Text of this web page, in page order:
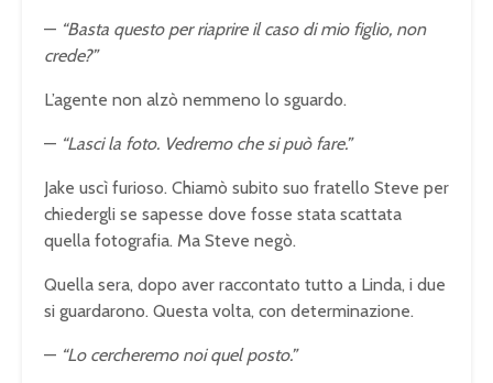
— “Basta questo per riaprire il caso di mio figlio, non
crede?”
L’agente non alzò nemmeno lo sguardo.
— “Lasci la foto. Vedremo che si può fare.”
Jake uscì furioso. Chiamò subito suo fratello Steve per
chiedergli se sapesse dove fosse stata scattata
quella fotografia. Ma Steve negò.
Quella sera, dopo aver raccontato tutto a Linda, i due
si guardarono. Questa volta, con determinazione.
— “Lo cercheremo noi quel posto.”